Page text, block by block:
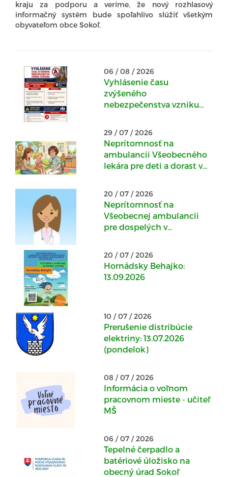
kraju za podporu a veríme, že nový rozhlasový
informačný systém bude spoľahlivo slúžiť všetkým
obyvateľom obce Sokoľ.
06 / 08 / 2026
Vyhlásenie času
zvýšeného
nebezpečenstva vzniku
29 / 07 / 2026
Neprítomnosť na
ambulancii Všeobecného
lekára pre deti a dorast v
04.08.2026
20 / 07 / 2026
Neprítomnosť na
Všeobecnej ambulancii
pre dospelých v
22.07.2026
20 / 07 / 2026
Hornádsky Behajko:
13.09.2026
10 / 07 / 2026
Prerušenie distribúcie
elektriny: 13.07.2026
(pondelok)
08 / 07 / 2026
Informácia o voľnom
pracovnom mieste - učiteľ
MŠ
06 / 07 / 2026
Tepelné čerpadlo a
batériové úložisko na
obecný úrad Sokoľ